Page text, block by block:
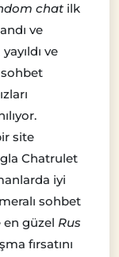
chat ilk
ve
ve
site
Chatrulet
iyi
sohbet
güzel Rus
fırsatını